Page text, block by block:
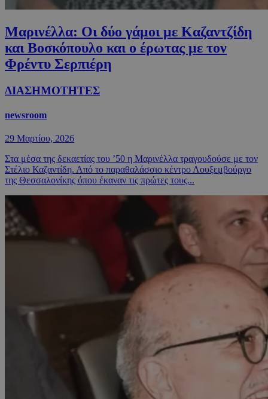
Μαρινέλλα: Οι δύο γάμοι με Καζαντζίδη
και Βοσκόπουλο και ο έρωτας με τον
Φρέντυ Σερπιέρη
ΔΙΑΣΗΜΟΤΗΤΕΣ
newsroom
29 Μαρτίου, 2026
Στα μέσα της δεκαετίας του ’50 η Μαρινέλλα τραγουδούσε με τον
Στέλιο Καζαντίδη. Από το παραθαλάσσιο κέντρο Λουξεμβούργο
της Θεσσαλονίκης όπου έκαναν τις πρώτες τους...